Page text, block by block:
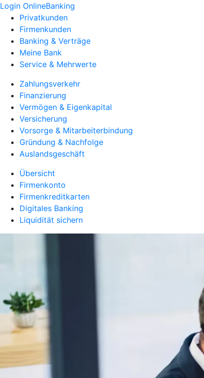
Login OnlineBanking
Privatkunden
Firmenkunden
Banking & Verträge
Meine Bank
Service & Mehrwerte
Zahlungsverkehr
Finanzierung
Vermögen & Eigenkapital
Versicherung
Vorsorge & Mitarbeiterbindung
Gründung & Nachfolge
Auslandsgeschäft
Übersicht
Firmenkonto
Firmenkreditkarten
Digitales Banking
Liquidität sichern